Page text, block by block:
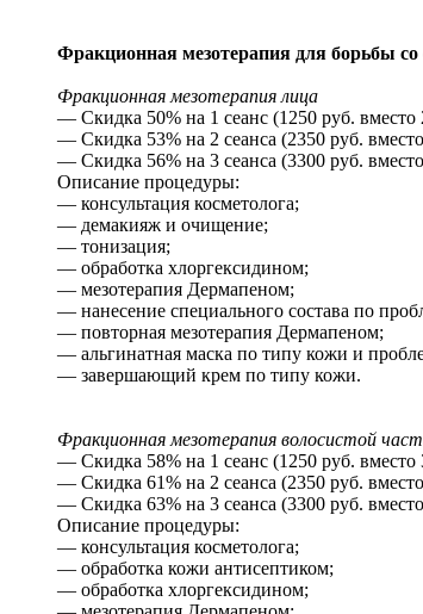
Фракционная мезотерапия для борьбы
Фракционная мезотерапия лица
— Скидка 50% на 1 сеанс (1250 руб. вместо
— Скидка 53% на 2 сеанса (2350 руб.
— Скидка 56% на 3 сеанса (3300 руб.
Описание процедуры:
— консультация косметолога;
— демакияж и очищение;
— тонизация;
— обработка хлоргексидином;
— мезотерапия Дермапеном;
— нанесение специального состава по
— повторная мезотерапия Дермапеном;
— альгинатная маска по типу кожи и
— завершающий крем по типу кожи.
Фракционная мезотерапия волосистой
— Скидка 58% на 1 сеанс (1250 руб. вместо
— Скидка 61% на 2 сеанса (2350 руб.
— Скидка 63% на 3 сеанса (3300 руб.
Описание процедуры:
— консультация косметолога;
— обработка кожи антисептиком;
— обработка хлоргексидином;